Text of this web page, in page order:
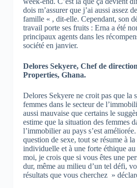
dois m’assurer que j’ai aussi assez
famille « , dit-elle. Cependant, son
travail porte ses fruits : Erna a été
principaux agents dans les
société en janvier.
Delores Sekyere, Chef de
Properties, Ghana.
Delores Sekyere ne croit pas que la
femmes dans le secteur de
aussi mauvaise que certains le
estime que la situation des femmes
l’immobilier au pays s’est
question de sexe, tout se résume à la
individuelle et à une forte éthique
moi, je crois que si vous êtes une
dur, même au milieu d’un tel défi,
résultats que vous cherchez »